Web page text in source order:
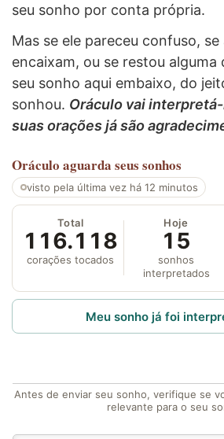
seu sonho por conta própria.
Mas se ele pareceu confuso,
encaixam, ou se restou alguma
seu sonho aqui embaixo, do
sonhou. Oráculo vai
suas orações já são
Oráculo aguarda seus sonhos
visto pela última vez há 12 minutos
Total
116.118
corações tocados
Hoje
15
sonhos
interpretados
Meu sonho já foi
Antes de enviar seu sonho, verifique se
relevante para o seu